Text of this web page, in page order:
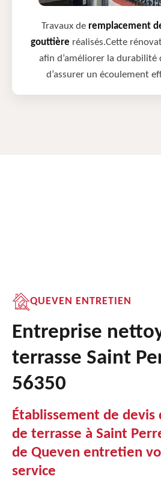
Travaux de remplacement
gouttière réalisés.Cette
afin d’améliorer la durabilité
d’assurer un écoulement
QUEVEN ENTRETIEN
Entreprise
terrasse Saint
56350
Établissement de devis
de terrasse à Saint
de Queven entretien
service